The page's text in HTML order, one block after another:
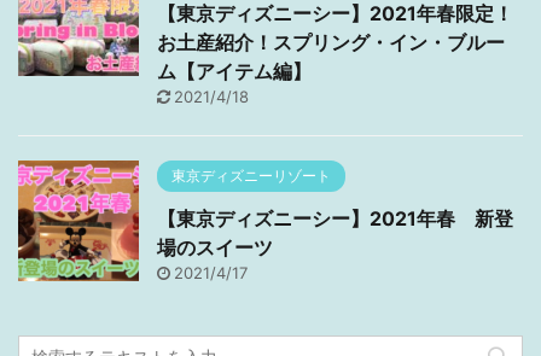
【東京ディズニーシー】2021年春限定！
お土産紹介！スプリング・イン・ブルー
ム【アイテム編】
2021/4/18
東京ディズニーリゾート
【東京ディズニーシー】2021年春 新登
場のスイーツ
2021/4/17